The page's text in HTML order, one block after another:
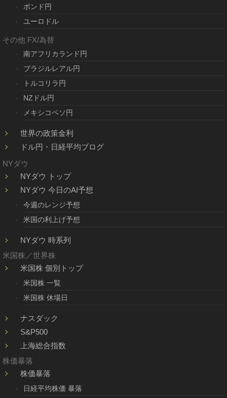
ポンド円
ユーロドル
その他 FX/為替
南アフリカランド円
ブラジルレアル円
トルコリラ円
NZドル円
メキシコペソ円
世界の政策金利
ドル円・日経平均ブログ
NYダウ
NYダウ トップ
NYダウ 今日のAI予想
今週のレンジ予想
米国の利上げ予想
NYダウ 時系列
米国株／世界株
米国株 個別トップ
米国株 一覧
米国株 休場日
ナスダック
S&P500
上海総合指数
株価暴落
株価暴落
日経平均株価 暴落